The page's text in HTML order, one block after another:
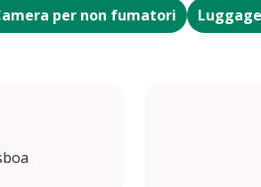
per non fumatori